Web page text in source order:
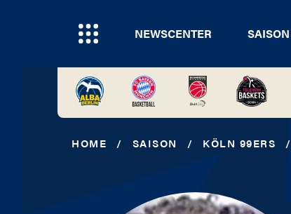
NEWSCENTER SAISON
HOME / SAISON / KÖLN 99ERS /